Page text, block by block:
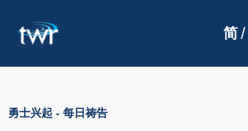
简 /
勇士兴起 - 每日祷告